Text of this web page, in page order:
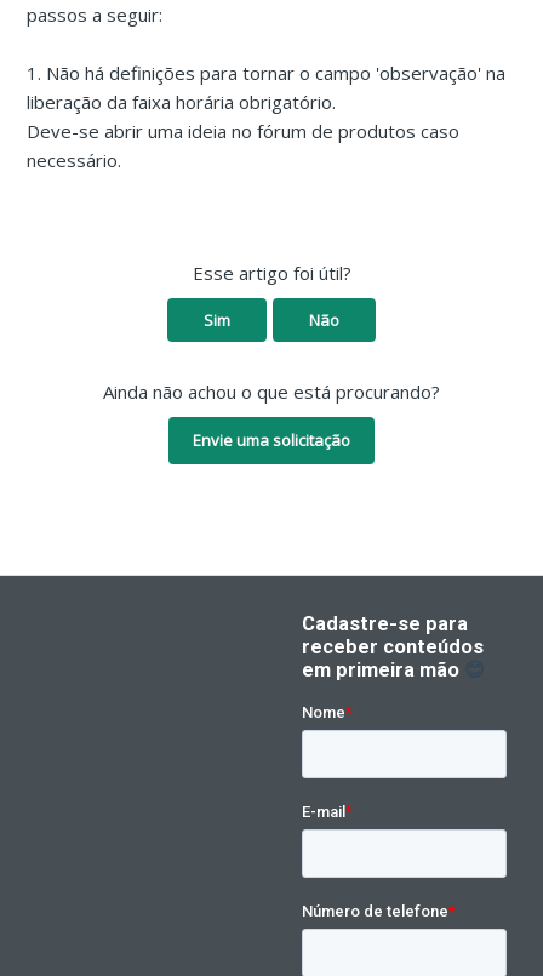
passos a seguir:
1. Não há definições para tornar o campo 'observação' na
liberação da faixa horária obrigatório.
Deve-se abrir uma ideia no fórum de produtos caso
necessário.
Esse artigo foi útil?
Sim Não
Ainda não achou o que está procurando?
Envie uma solicitação